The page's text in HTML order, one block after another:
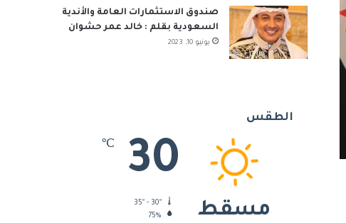
صندوق الاستثمارات العامة والأندية
السعودية بقلم : خالد عمر حشوان
يونيو 10, 2023
الطقس
مسقط
30
℃
75%